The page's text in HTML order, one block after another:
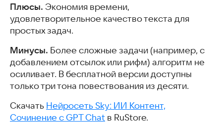
Плюсы. Экономия времени,
удовлетворительное качество текста для
простых задач.
Минусы. Более сложные задачи (например, с
добавлением отсылок или рифм) алгоритм не
осиливает. В бесплатной версии доступны
только три тона повествования из десяти.
Скачать Нейросеть Sky: ИИ Контент,
Сочинение c GPT Chat в RuStore.